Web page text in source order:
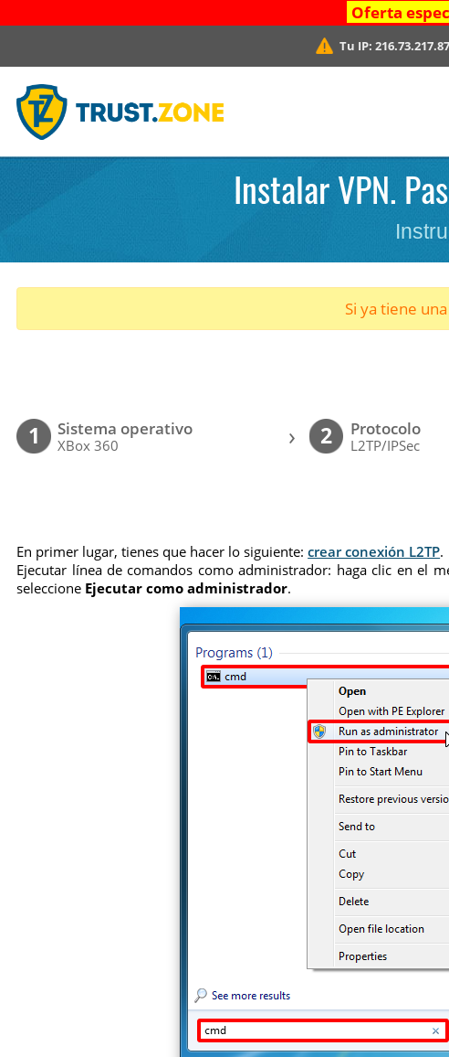
Oferta
Tu IP:216.73.217.87
Instalar VPN.
Si ya tiene
1 Sistema operativo
XBox 360 › 2 Protocolo
L2TP/IPSec
En primer lugar, tienes que hacer lo siguiente:crear conexión L2TP.
Ejecutar línea de comandos como administrador: haga clic en el
seleccione Ejecutar como administrador.